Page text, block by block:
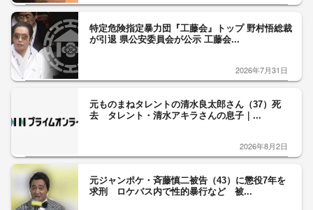
特定危険指定暴力団『工藤会』トップ 野村悟総裁
が引退 県公安委員会が公示 工藤会...
2026年7月31日
元ものまねタレントの清水良太郎さん（37）死
去 タレント・清水アキラさんの息子｜...
2026年8月2日
元ジャンポケ・斉藤慎二被告（43）に懲役7年を
求刑 ロケバス内で性的暴行など 被...